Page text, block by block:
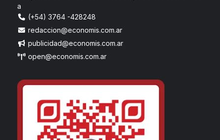
a
(+54) 3764 -428248
redaccion@economis.com.ar
publicidad@economis.com.ar
open@economis.com.ar